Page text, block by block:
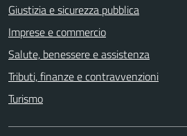
Giustizia e sicurezza pubblica
Imprese e commercio
Salute, benessere e assistenza
Tributi, finanze e contravvenzioni
Turismo